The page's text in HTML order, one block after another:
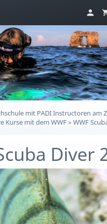
mit PADI Instructoren am
Kurse mit dem WWF » WWF
Diver